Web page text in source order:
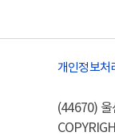
개인정보처
(44670)